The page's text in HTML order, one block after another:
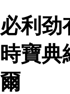
必利劲
時寶典
爾